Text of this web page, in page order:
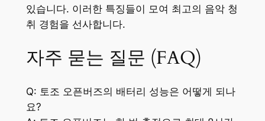
있습니다. 이러한 특징들이 모여 최고의 음악 청
취 경험을 선사합니다.
자주 묻는 질문 (FAQ)
Q: 토조 오픈버즈의 배터리 성능은 어떻게 되나
요?